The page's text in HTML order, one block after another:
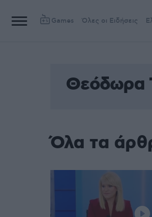
Games Όλες οι Ειδήσεις
Θεόδωρα
Όλα τα